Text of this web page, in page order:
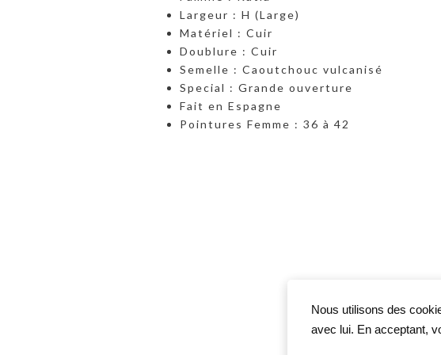
Largeur : H (Large)
Matériel : Cuir
Doublure : Cuir
Semelle : Caoutchouc vulcanisé
Special : Grande ouverture
Fait en Espagne
Pointures Femme : 36 à 42
Nous utilisons des
avec lui. En acceptant,